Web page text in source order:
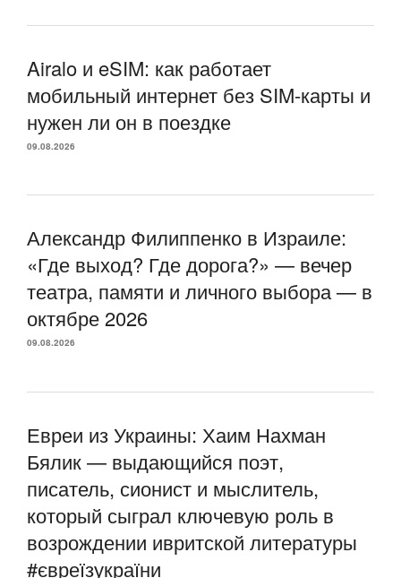
Airalo и eSIM: как работает
мобильный интернет без SIM-карты и
нужен ли он в поездке
09.08.2026
Александр Филиппенко в Израиле:
«Где выход? Где дорога?» — вечер
театра, памяти и личного выбора — в
октябре 2026
09.08.2026
Евреи из Украины: Хаим Нахман
Бялик — выдающийся поэт,
писатель, сионист и мыслитель,
который сыграл ключевую роль в
возрождении ивритской литературы
#євреїзукраїни